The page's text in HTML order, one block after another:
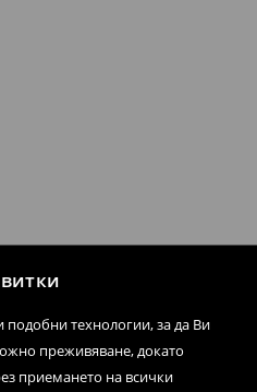
технологии, за да Ви
преживяване, докато
приемането на всички